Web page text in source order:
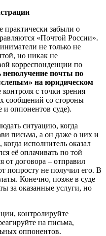
практически забыли о
«Почтой России».
не только не
но никак не
корреспонденции по
неполучение почты по
на юридическом
с точки зрения
сообщений со стороны
и оппонентов суде).
ситуацию, когда
письма, а он даже о них и
исполнитель оказал
её оплачивать по той
от договора – отправил
попросту не получил его. В
Конечно, позже в суде
за оказанные услуги, но
контролируйте
на письма,
оппонентов.